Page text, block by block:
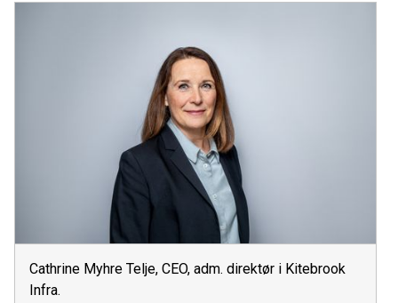
Cathrine Myhre Telje, CEO, adm. direktør i Kitebrook
Infra.